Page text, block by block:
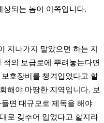
상되는 놈이 이쪽입니다.
지나가지 말았으면 하는 지
의 보급로에 뿌려놓는다면
호장비를 챙겨입었다고 할
해야 마땅한 지역입니다. 보
면 대규모로 제독을 해야
로 갖추어 입었다고 할지라